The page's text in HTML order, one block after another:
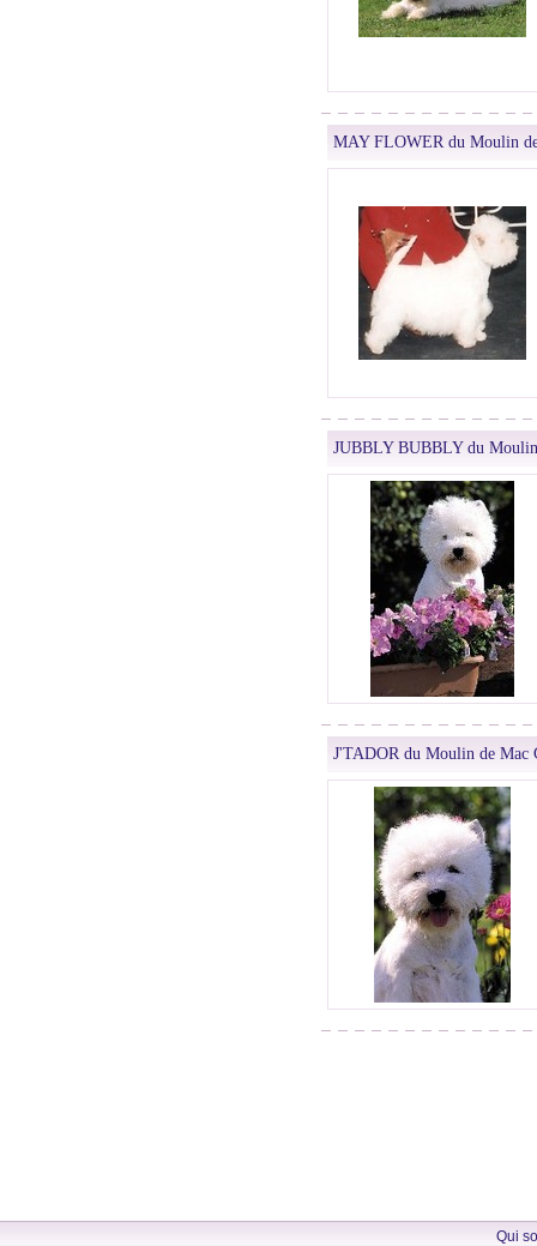
MAY FLOWER du Moulin
JUBBLY BUBBLY du
J'TADOR du Moulin de Mac
Qui